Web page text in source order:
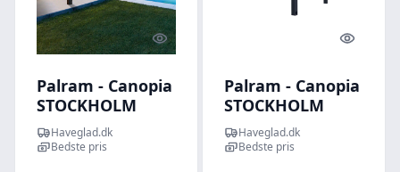
Quick look
Palram - Canopia
STOCKHOLM
terrasseoverdækning
3,4x9,5m antracitgrå
Haveglad.dk
Bedste pris
Quick
Palram - Canopia
STOCKHOLM
terrasseoverdækning
3,4x6,6m antracitgrå
Haveglad.dk
Bedste pris